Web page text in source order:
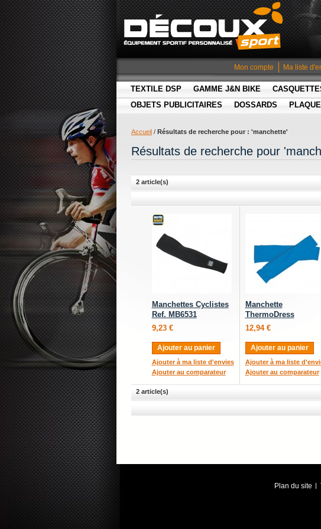
Mon compte Ma liste
TEXTILE DSP GAMME J&N BIKE
OBJETS PUBLICITAIRES
DOSSARDS
Accueil / Résultats de recherche pour : 'manchette'
Résultats de recherche pour
2 article(s)
Manchettes Cyclistes
Ref. MB6531
9,23 €
Ajouter au panier
Ajouter à ma liste d'envies
Ajouter au comparateur
Manchette
ThermoDress
12,94 €
Ajouter au panier
Ajouter à ma liste
Ajouter au comparateur
2 article(s)
Plan du site